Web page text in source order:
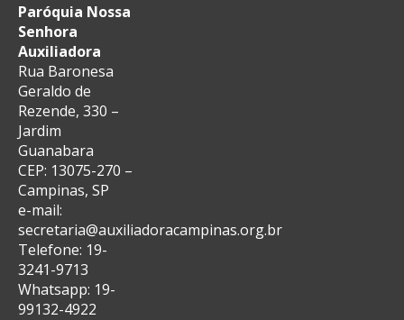
Paróquia Nossa
Senhora
Auxiliadora
Rua Baronesa
Geraldo de
Rezende, 330 –
Jardim
Guanabara
CEP: 13075-270 –
Campinas, SP
e-mail:
secretaria@auxiliadoracampinas.org.br
Telefone: 19-
3241-9713
Whatsapp: 19-
99132-4922